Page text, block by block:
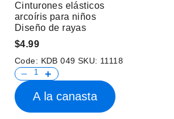
Cinturones elásticos
arcoíris para niños
Diseño de rayas
$4.99
Code: KDB 049 SKU: 11118
A la canasta